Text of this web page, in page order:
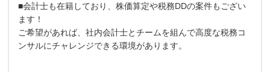
■会計士も在籍しており、株価算定や税務DDの案件もござい
ます！
ご希望があれば、社内会計士とチームを組んで高度な税務コ
ンサルにチャレンジできる環境があります。